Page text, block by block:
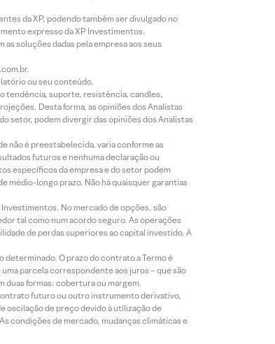
da XP, podendo também ser divulgado no
expresso da XP Investimentos.
soluções dadas pela empresa aos seus
ou seu conteúdo.
tendência, suporte, resistência, candles,
Desta forma, as opiniões dos Analistas
setor, podem divergir das opiniões dos Analistas
não é preestabelecida, varia conforme as
futuros e nenhuma declaração ou
específicos da empresa e do setor podem
médio-longo prazo. Não há quaisquer garantias
No mercado de opções, são
tal como num acordo seguro. As operações
de perdas superiores ao capital investido. A
determinado. O prazo do contrato a Termo é
parcela correspondente aos juros – que são
duas formas: cobertura ou margem.
futuro ou outro instrumento derivativo,
oscilação de preço devido à utilização de
condições de mercado, mudanças climáticas e